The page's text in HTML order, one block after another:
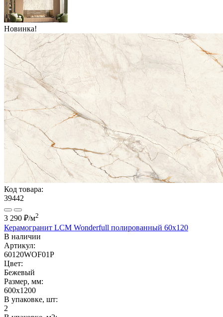
Новинка!
Код товара:
39442
3 290 ₽/м2
Керамогранит LCM Wonderfull полированный 60x120
В наличии
Артикул:
60120WOF01P
Цвет:
Бежевый
Размер, мм:
600x1200
В упаковке, шт:
2